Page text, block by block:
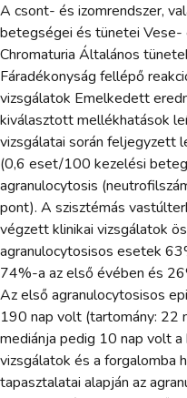
A csont- és izomrendszer,
betegségei és tünetei
Chromaturia Általános
Fáradékonyság fellépő
vizsgálatok Emelkedett
kiválasztott mellékhatások
vizsgálatai során feljegyzett
(0,6 eset/100 kezelési
agranulocytosis
pont). A szisztémás
végzett klinikai vizsgálatok
agranulocytosisos esetek
74%-a az első évében és
Az első agranulocytosisos
190 nap volt (tartomány: 22
mediánja pedig 10 nap volt a
vizsgálatok és a forgalomba
tapasztalatai alapján az